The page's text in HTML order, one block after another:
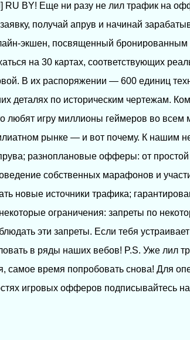
RU BY! Еще ни разу не лил трафик на
получай апрув и начинай
экшен, посвященный
на 30 картах, соответствующих
В их распоряжении — 600 единиц
деталях по историческим чертежам.
любят игру миллионы геймеров во всем
рынке — и вот почему. К нашим
разноплановые офферы: от простой
собственных марафонов и
новые источники трафика;
ограничения: запреты по
эти запреты. Если тебя
в ряды наших вебов! P.S. Уже лил
время попробовать снова! Для
игровых офферов подписывайтесь на